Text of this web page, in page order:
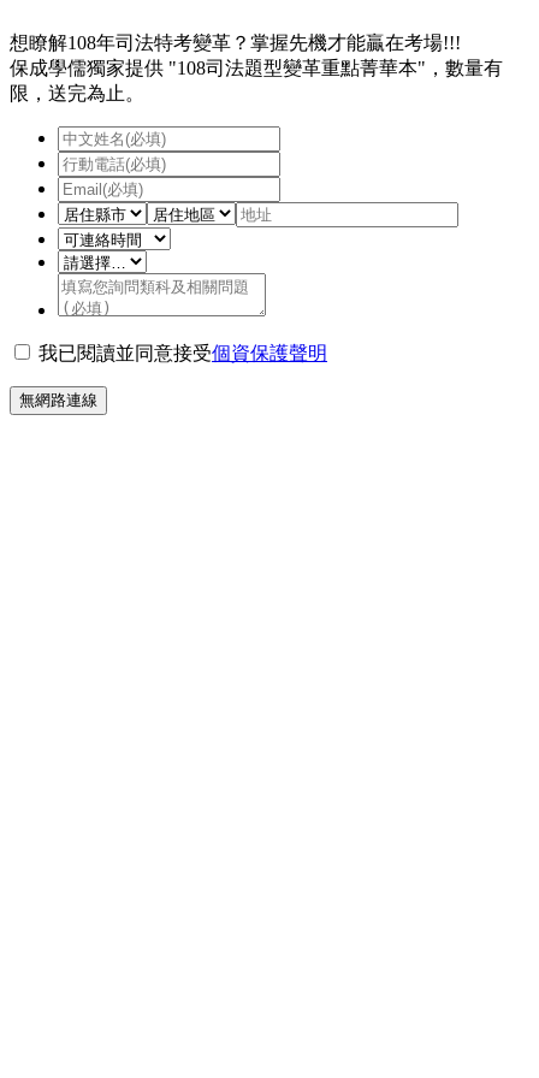
想瞭解108年司法特考變革？掌握先機才能贏在考場!!!
保成學儒獨家提供 "108司法題型變革重點菁華本"，數量有
限，送完為止。
我已閱讀並同意接受個資保護聲明